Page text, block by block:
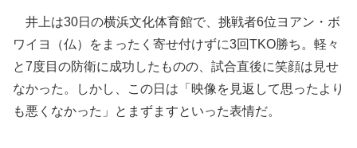
井上は30日の横浜文化体育館で、挑戦者6位ヨアン・ボ
ワイヨ（仏）をまったく寄せ付けずに3回TKO勝ち。軽々
と7度目の防衛に成功したものの、試合直後に笑顔は見せ
なかった。しかし、この日は「映像を見返して思ったより
も悪くなかった」とまずますといった表情だ。